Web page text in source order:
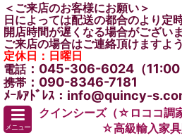
＜ご来店のお客様にお願い＞
日によっては配送の都合のより定
開店時間が遅くなる場合がございま
ご来店の場合はご連絡頂けますよ
定休日：日曜日
電話：045-306-6024（11:00
携帯 ：090-8346-7181
ﾒｰﾙｱﾄﾞﾚｽ：info@quincy-
メニュー
クインシーズ（☆ロココ調
☆高級輸入家具